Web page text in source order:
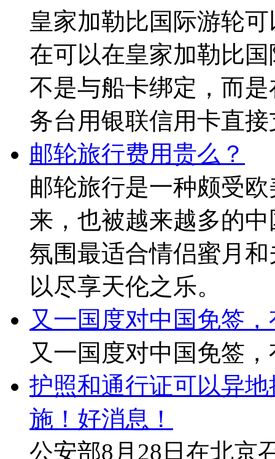
可以团队出境游的国
至138个！
皇家加勒比国际游轮
皇家加勒比国际游轮
在可以在皇家加勒比
不是与船卡绑定，而
务台用银联信用卡直
邮轮旅行费用贵么？
邮轮旅行是一种颇受
来，也被越来越多的
氛围最适合情侣蜜月
以尽享天伦之乐。
又一国度对中国免签
又一国度对中国免签